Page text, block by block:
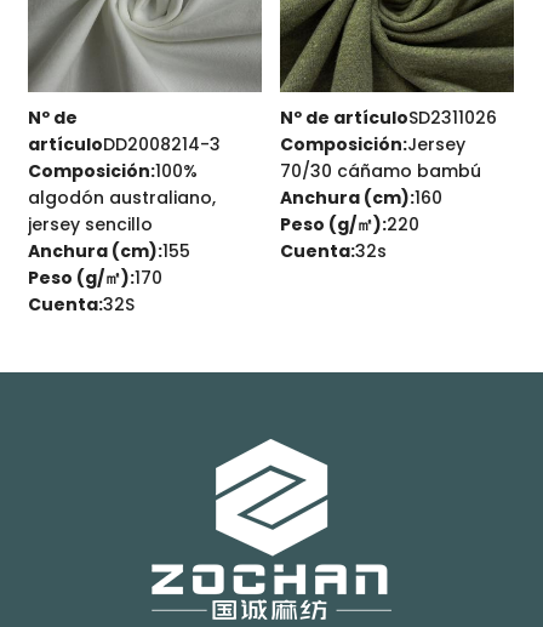
Nº de
artículoDD2008214-3
Composición:100%
algodón australiano,
jersey sencillo
Anchura (cm):155
Peso (g/㎡):170
Cuenta:32S
Nº de artículoSD2311026
Composición:Jersey
70/30 cáñamo bambú
Anchura (cm):160
Peso (g/㎡):220
Cuenta:32s